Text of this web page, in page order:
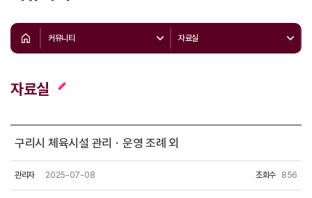
커뮤니티 자료실
자료실
구리시 체육시설 관리ㆍ운영 조례 외
관리자 2025-07-08 조회수 856